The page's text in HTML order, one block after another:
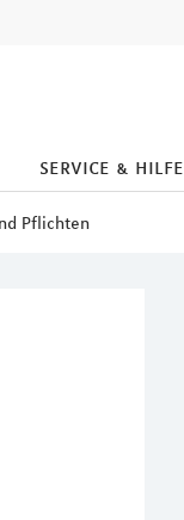
service & hilfe
Pflichten